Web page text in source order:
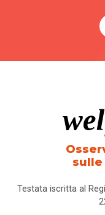
Testata iscritta al